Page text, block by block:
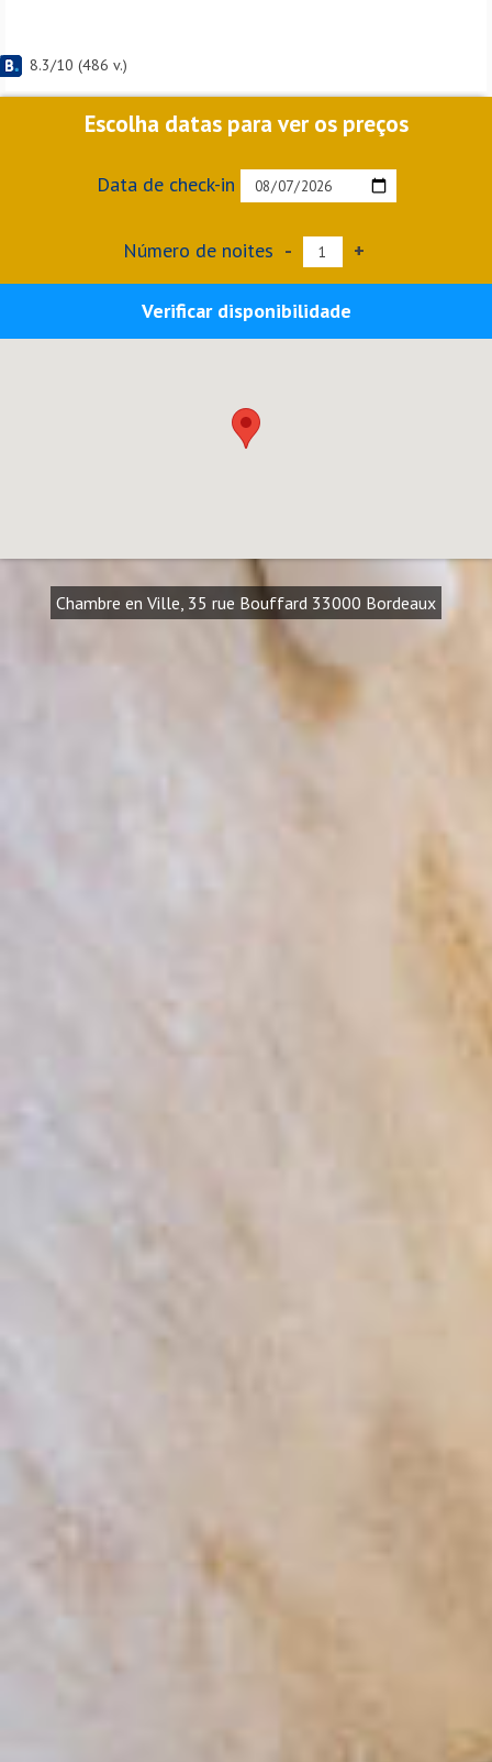
8.3/10 (486 v.)
Escolha datas para ver os preços
Data de check-in
Número de noites - +
Verificar disponibilidade
Chambre en Ville, 35 rue Bouffard 33000 Bordeaux